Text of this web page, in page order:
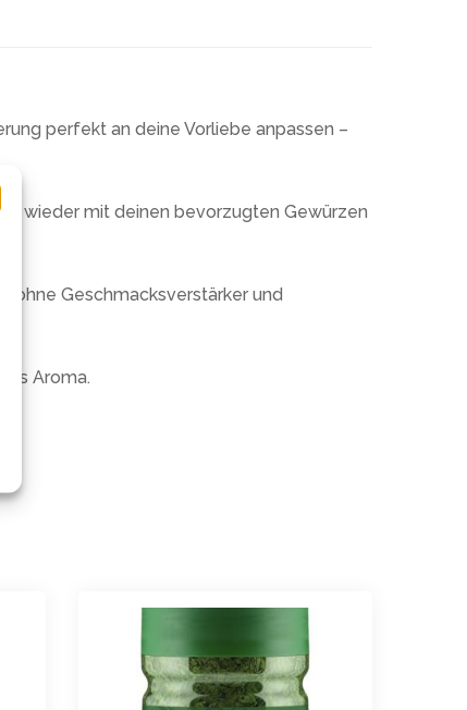
perfekt an deine Vorliebe anpassen –
wieder mit deinen bevorzugten Gewürzen
ohne Geschmacksverstärker und
Aroma.